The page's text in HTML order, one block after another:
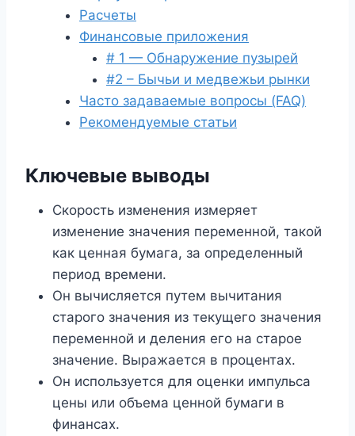
Расчеты
Финансовые приложения
# 1 — Обнаружение пузырей
#2 – Бычьи и медвежьи рынки
Часто задаваемые вопросы (FAQ)
Рекомендуемые статьи
Ключевые выводы
Скорость изменения измеряет
изменение значения переменной, такой
как ценная бумага, за определенный
период времени.
Он вычисляется путем вычитания
старого значения из текущего значения
переменной и деления его на старое
значение. Выражается в процентах.
Он используется для оценки импульса
цены или объема ценной бумаги в
финансах.